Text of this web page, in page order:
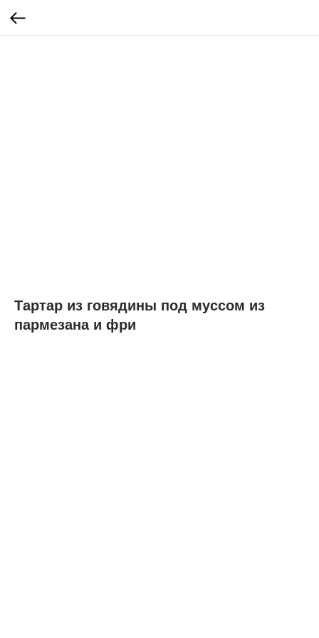
Тартар из говядины под муссом из
пармезана и фри